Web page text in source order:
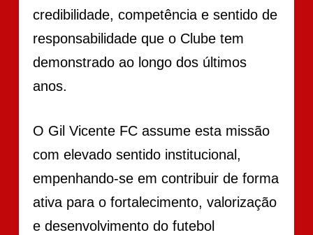
credibilidade, competência e sentido de
responsabilidade que o Clube tem
demonstrado ao longo dos últimos
anos.
O Gil Vicente FC assume esta missão
com elevado sentido institucional,
empenhando-se em contribuir de forma
ativa para o fortalecimento, valorização
e desenvolvimento do futebol